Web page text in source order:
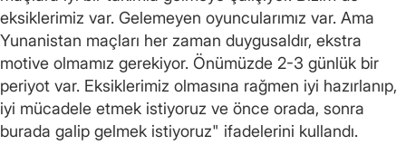
eksiklerimiz var. Gelemeyen oyuncularımız var. Ama
Yunanistan maçları her zaman duygusaldır, ekstra
motive olmamız gerekiyor. Önümüzde 2-3 günlük bir
periyot var. Eksiklerimiz olmasına rağmen iyi hazırlanıp,
iyi mücadele etmek istiyoruz ve önce orada, sonra
burada galip gelmek istiyoruz" ifadelerini kullandı.